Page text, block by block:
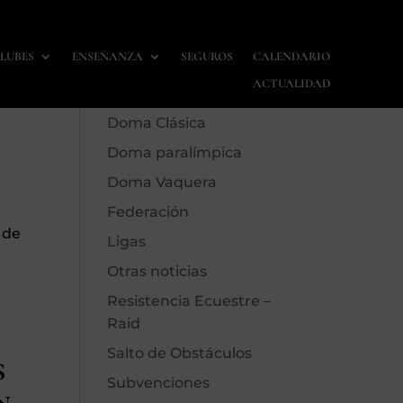
ENSEÑANZA SEGUROS
CALENDARIO
ACTUALIDAD
Calendario
Doma Clásica
Doma paralímpica
Doma Vaquera
Federación
Ligas
Otras noticias
Resistencia Ecuestre –
Raid
Salto de Obstáculos
Subvenciones